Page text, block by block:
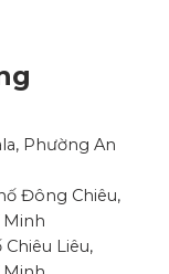
Phường An
Đông Chiêu,
Minh
Liêu,